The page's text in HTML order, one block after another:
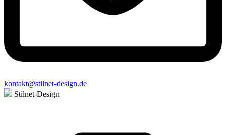
kontakt@stilnet-design.de
Stilnet-Design